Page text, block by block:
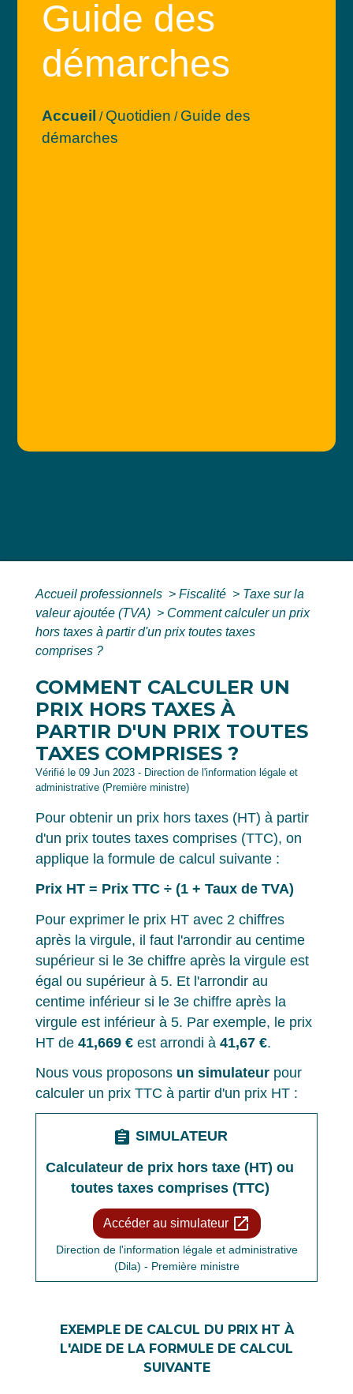
Guide des
démarches
Accueil / Quotidien / Guide des
démarches
Accueil professionnels > Fiscalité > Taxe sur la
valeur ajoutée (TVA) > Comment calculer un prix
hors taxes à partir d'un prix toutes taxes
comprises ?
COMMENT CALCULER UN
PRIX HORS TAXES À
PARTIR D'UN PRIX TOUTES
TAXES COMPRISES ?
Vérifié le 09 Jun 2023 - Direction de l'information légale et
administrative (Première ministre)
Pour obtenir un prix hors taxes (HT) à partir
d'un prix toutes taxes comprises (TTC), on
applique la formule de calcul suivante :
Prix HT = Prix TTC ÷ (1 + Taux de TVA)
Pour exprimer le prix HT avec 2 chiffres
après la virgule, il faut l'arrondir au centime
supérieur si le 3e chiffre après la virgule est
égal ou supérieur à 5. Et l'arrondir au
centime inférieur si le 3e chiffre après la
virgule est inférieur à 5. Par exemple, le prix
HT de 41,669 € est arrondi à 41,67 €.
Nous vous proposons un simulateur pour
calculer un prix TTC à partir d'un prix HT :
assignment SIMULATEUR
Calculateur de prix hors taxe (HT) ou
toutes taxes comprises (TTC)
Accéder au simulateur open_in_new
Direction de l'information légale et administrative
(Dila) - Première ministre
EXEMPLE DE CALCUL DU PRIX HT À
L'AIDE DE LA FORMULE DE CALCUL
SUIVANTE